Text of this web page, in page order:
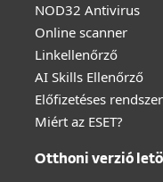
NOD32 Antivirus
Online scanner
Linkellenőrző
AI Skills Ellenőrző
Előfizetéses rendszer
Miért az ESET?
Otthoni verzió